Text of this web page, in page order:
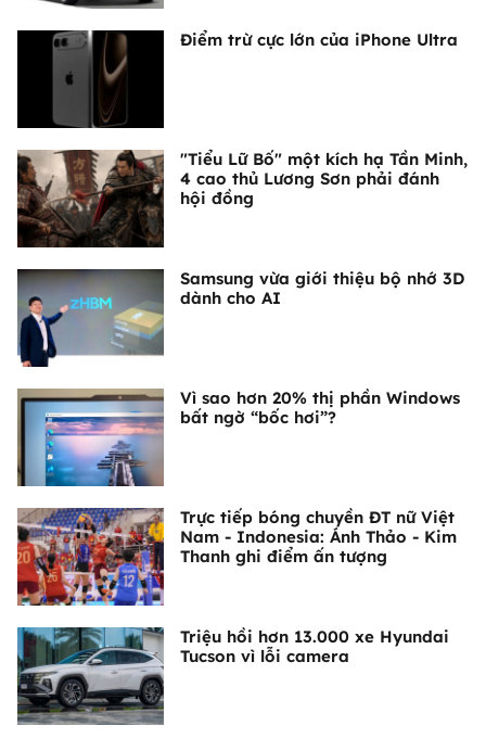
Điểm trừ cực lớn của iPhone Ultra
"Tiểu Lữ Bố" một kích hạ Tần Minh,
4 cao thủ Lương Sơn phải đánh
hội đồng
Samsung vừa giới thiệu bộ nhớ 3D
dành cho AI
Vì sao hơn 20% thị phần Windows
bất ngờ “bốc hơi”?
Trực tiếp bóng chuyền ĐT nữ Việt
Nam - Indonesia: Ánh Thảo - Kim
Thanh ghi điểm ấn tượng
Triệu hồi hơn 13.000 xe Hyundai
Tucson vì lỗi camera